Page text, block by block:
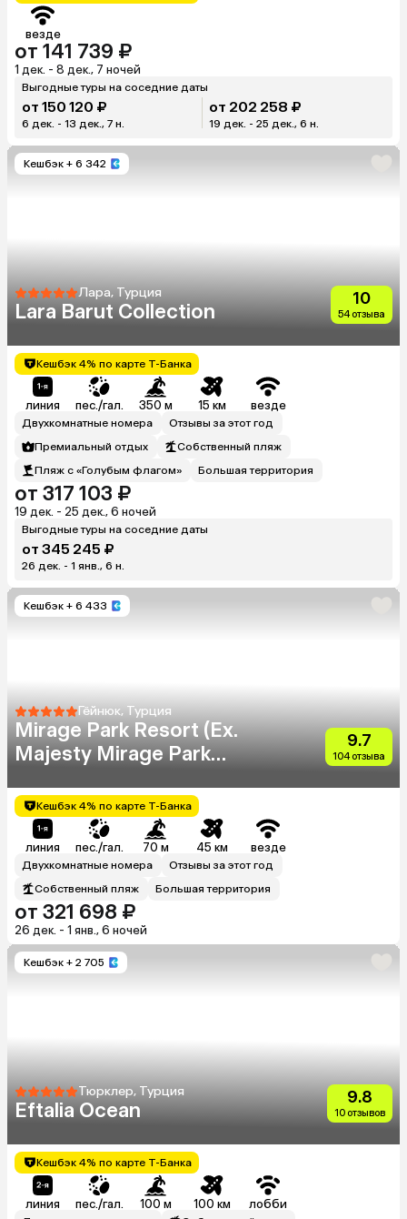
везде
от 141 739 ₽
1 дек. - 8 дек., 7 ночей
Выгодные туры на соседние даты
от 150 120 ₽
6 дек. - 13 дек., 7 н.
от 202 258 ₽
19 дек. - 25 дек., 6 н.
Кешбэк + 6 342
Лара, Турция
Lara Barut Collection
10
54 отзыва
Кешбэк 4% по карте Т-Банка
линия пес./гал. 350 м 15 км везде
Двухкомнатные номера
Отзывы за этот год
Премиальный отдых
Собственный пляж
Пляж с «Голубым флагом»
Большая территория
от 317 103 ₽
19 дек. - 25 дек., 6 ночей
Выгодные туры на соседние даты
от 345 245 ₽
26 дек. - 1 янв., 6 н.
Кешбэк + 6 433
Гёйнюк, Турция
Mirage Park Resort (Ex.
Majesty Mirage Park
9.7
104 отзыва
Кешбэк 4% по карте Т-Банка
линия пес./гал. 70 м 45 км везде
Двухкомнатные номера
Отзывы за этот год
Собственный пляж
Большая территория
от 321 698 ₽
26 дек. - 1 янв., 6 ночей
Кешбэк + 2 705
Тюрклер, Турция
Eftalia Ocean
9.8
10 отзывов
Кешбэк 4% по карте Т-Банка
линия пес./гал. 100 м 100 км лобби